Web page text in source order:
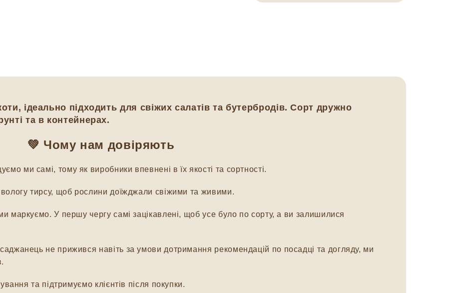
ідеально підходить для свіжих салатів та бутербродів. Сорт дружно
та в контейнерах.
💚 Чому нам довіряють
ми самі, тому як виробники впевнені в їх якості та сортності.
тирсу, щоб рослини доїжджали свіжими та живими.
маркуємо. У першу чергу самі зацікавлені, щоб усе було по сорту, а ви залишилися
не прижився навіть за умови дотримання рекомендацій по посадці та догляду, ми
та підтримуємо клієнтів після покупки.